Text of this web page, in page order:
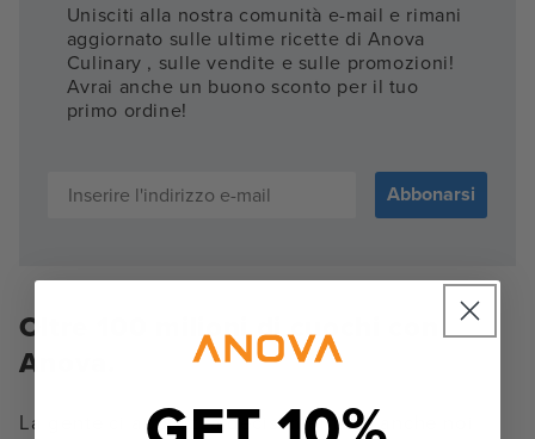
Unisciti alla nostra comunità e-mail e rimani
aggiornato sulle ultime ricette di Anova
Culinary , sulle vendite e sulle promozioni!
Avrai anche un buono sconto per il tuo
primo ordine!
Abbonarsi
Oltre 100 milioni di cuochi con
Anova.
La gente ci apprezza decisamente, e anche noi